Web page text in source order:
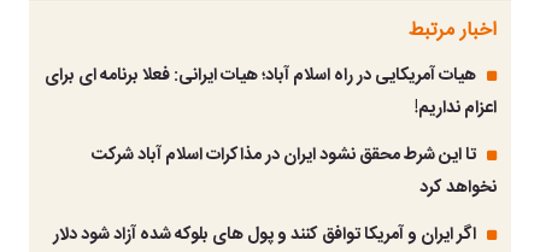
اخبار مرتبط
هیات آمریکایی در راه اسلام آباد؛ هیات ایرانی: فعلا برنامه ای برای
اعزام نداریم!
تا این شرط محقق نشود ایران در مذاکرات اسلام آباد شرکت
نخواهد کرد
اگر ایران و آمریکا توافق کنند و پول های بلوکه شده آزاد شود دلار